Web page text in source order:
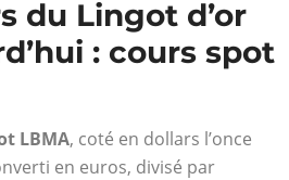
du Lingot d’or
: cours spot
LBMA, coté en dollars l’once
en euros, divisé par